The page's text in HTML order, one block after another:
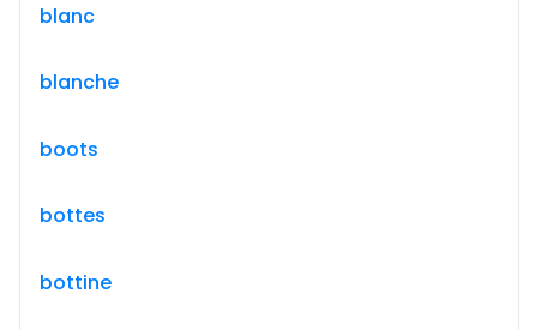
blanc
blanche
boots
bottes
bottine